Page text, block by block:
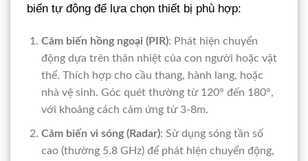
biến tự động để lựa chọn thiết bị phù hợp:
Cảm biến hồng ngoại (PIR): Phát hiện chuyển
động dựa trên thân nhiệt của con người hoặc vật
thể. Thích hợp cho cầu thang, hành lang, hoặc
nhà vệ sinh. Góc quét thường từ 120° đến 180°,
với khoảng cách cảm ứng từ 3-8m.
Cảm biến vi sóng (Radar): Sử dụng sóng tần số
cao (thường 5.8 GHz) để phát hiện chuyển động,